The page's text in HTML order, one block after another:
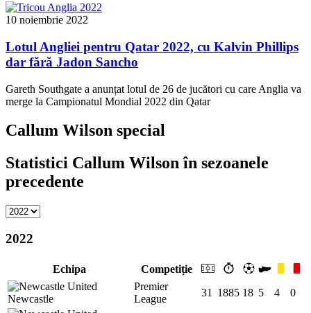
10 noiembrie 2022
Lotul Angliei pentru Qatar 2022, cu Kalvin Phillips
dar fără Jadon Sancho
Gareth Southgate a anunțat lotul de 26 de jucători cu care Anglia va
merge la Campionatul Mondial 2022 din Qatar
Callum Wilson special
Statistici Callum Wilson în sezoanele
precedente
2022
Echipa Competiție
Newcastle
Premier
League
31 1885 18 5 4 0